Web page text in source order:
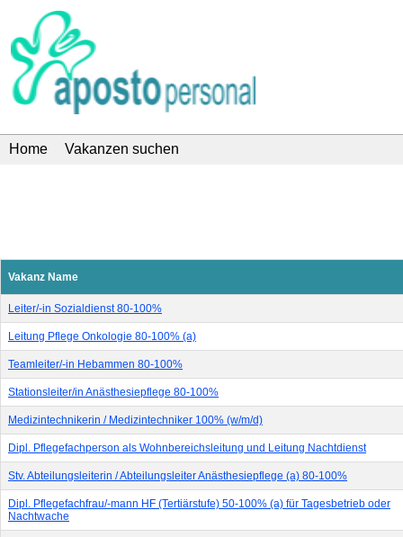
Home Vakanzen suchen
Vakanz Name
Leiter/-in Sozialdienst 80-100%
Leitung Pflege Onkologie 80-100% (a)
Teamleiter/-in Hebammen 80-100%
Stationsleiter/in Anästhesiepflege 80-100%
Medizintechnikerin / Medizintechniker 100% (w/m/d)
Dipl. Pflegefachperson als Wohnbereichsleitung und Leitung Nachtdienst
Stv. Abteilungsleiterin / Abteilungsleiter Anästhesiepflege (a) 80-100%
Dipl. Pflegefachfrau/-mann HF (Tertiärstufe) 50-100% (a) für Tagesbetrieb oder
Nachtwache